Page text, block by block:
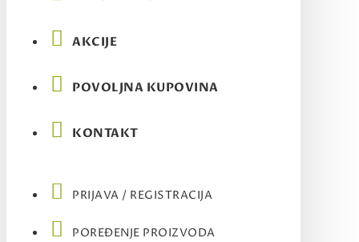
AKCIJE
POVOLJNA KUPOVINA
KONTAKT
PRIJAVA / REGISTRACIJA
POREĐENJE PROIZVODA